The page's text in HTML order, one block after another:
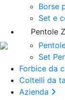
Borse
Set e
Pentole
Set
Forbice da
Coltelli da
Azienda
Due Buoi Club